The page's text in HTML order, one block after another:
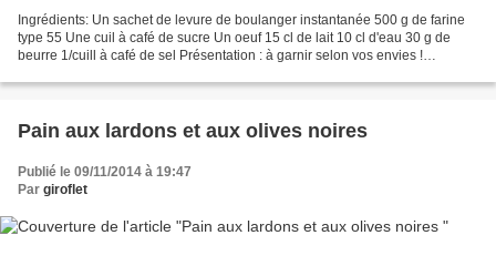
Ingrédients: Un sachet de levure de boulanger instantanée 500 g de farine
type 55 Une cuil à café de sucre Un oeuf 15 cl de lait 10 cl d'eau 30 g de
beurre 1/cuill à café de sel Présentation : à garnir selon vos envies !
Pain aux lardons et aux olives noires
Publié le 09/11/2014 à 19:47
Par giroflet